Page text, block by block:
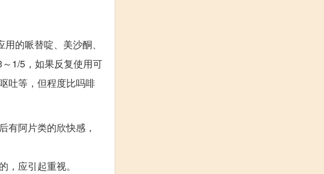
的哌替啶、美沙酮、
1/5，如果反复使用可
吐等，但程度比吗啡
有阿片类的欣快感，
应引起重视。